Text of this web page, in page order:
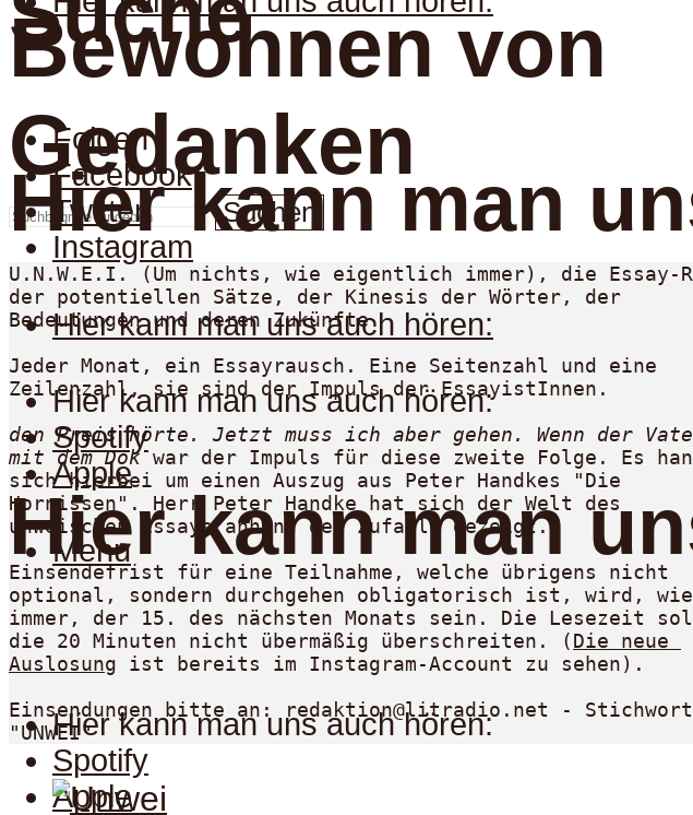
Suchen
Hier kann man
Hier kann man uns auch hören:
Spotify
Apple
Menu
Folgen
Facebook
Twitter
Instagram
Hier kann man uns auch hören:
Hier kann man
Hier kann man uns auch hören:
Spotify
Apple
Bewohnen von
Gedanken
U.N.W.E.I. (Um nichts, wie eigentlich immer), die Essay-
der potentiellen Sätze, der Kinesis der Wörter, der
Bedeutungen und deren Zukünfte.
Jeder Monat, ein Essayrausch. Eine Seitenzahl und eine
Zeilenzahl, sie sind der Impuls der EssayistInnen.
den Preis hörte. Jetzt muss ich aber gehen. Wenn der
mit dem Dok war der Impuls für diese zweite Folge. Es
sich hierbei um einen Auszug aus Peter Handkes "Die
Hornissen". Herr Peter Handke hat sich der Welt des
unweischen Essays anhand des Zufalls gezeigt.
Einsendefrist für eine Teilnahme, welche übrigens nicht
optional, sondern durchgehen obligatorisch ist, wird, wie
immer, der 15. des nächsten Monats sein. Die Lesezeit
die 20 Minuten nicht übermäßig überschreiten. (Die neue
Auslosung ist bereits im Instagram-Account zu sehen).
Einsendungen bitte an: redaktion@litradio.net - Stichwort
"UNWEI"